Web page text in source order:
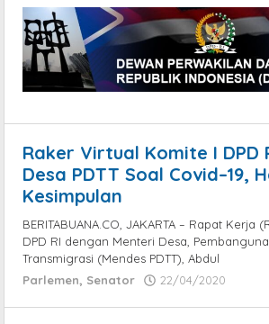
Raker Virtual Komite I DPD
Desa PDTT Soal Covid–19,
Kesimpulan
BERITABUANA.CO, JAKARTA – Rapat
DPD RI dengan Menteri Desa,
Transmigrasi (Mendes PDTT), Abdul
Parlemen, Senator 22/04/2020